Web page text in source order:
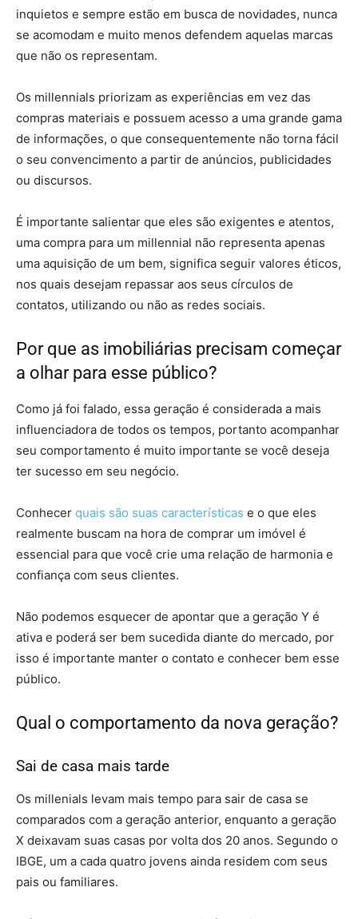
inquietos e sempre estão em busca de novidades, nunca
se acomodam e muito menos defendem aquelas marcas
que não os representam.
Os millennials priorizam as experiências em vez das
compras materiais e possuem acesso a uma grande gama
de informações, o que consequentemente não torna fácil
o seu convencimento a partir de anúncios, publicidades
ou discursos.
É importante salientar que eles são exigentes e atentos,
uma compra para um millennial não representa apenas
uma aquisição de um bem, significa seguir valores éticos,
nos quais desejam repassar aos seus círculos de
contatos, utilizando ou não as redes sociais.
Por que as imobiliárias precisam começar
a olhar para esse público?
Como já foi falado, essa geração é considerada a mais
influenciadora de todos os tempos, portanto acompanhar
seu comportamento é muito importante se você deseja
ter sucesso em seu negócio.
Conhecer quais são suas características e o que eles
realmente buscam na hora de comprar um imóvel é
essencial para que você crie uma relação de harmonia e
confiança com seus clientes.
Não podemos esquecer de apontar que a geração Y é
ativa e poderá ser bem sucedida diante do mercado, por
isso é importante manter o contato e conhecer bem esse
público.
Qual o comportamento da nova geração?
Sai de casa mais tarde
Os millenials levam mais tempo para sair de casa se
comparados com a geração anterior, enquanto a geração
X deixavam suas casas por volta dos 20 anos. Segundo o
IBGE, um a cada quatro jovens ainda residem com seus
pais ou familiares.